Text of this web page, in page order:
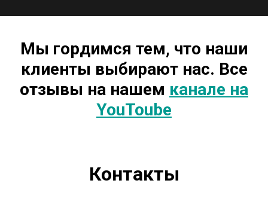
Мы гордимся тем, что наши
клиенты выбирают нас. Все
отзывы на нашем канале на
YouToube
Контакты